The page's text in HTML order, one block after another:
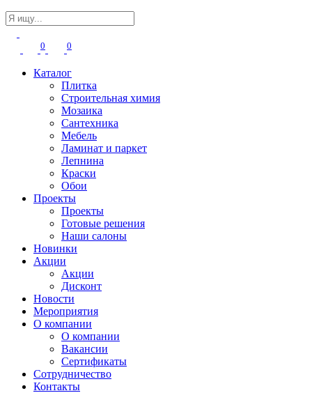
0 0
Каталог
Плитка
Строительная химия
Мозаика
Сантехника
Мебель
Ламинат и паркет
Лепнина
Краски
Обои
Проекты
Проекты
Готовые решения
Наши салоны
Новинки
Акции
Акции
Дисконт
Новости
Мероприятия
О компании
О компании
Вакансии
Сертификаты
Сотрудничество
Контакты